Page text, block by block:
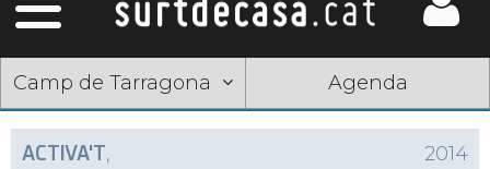
Camp de Tarragona Agenda
ACTIVA'T, 2014